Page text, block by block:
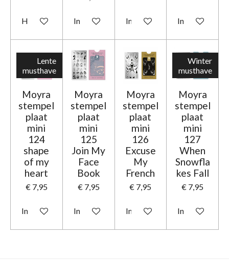
Houd mij op de hoogteIn winkelwagenIn winkelwagenIn
Lente
musthave
Moyra
stempel
plaat
mini
124
shape
of my
heart
€ 7,95
In winkelwagen
Moyra
stempel
plaat
mini
125
Join My
Face
Book
€ 7,95
In winkelwagen
Moyra
stempel
plaat
mini
126
Excuse
My
French
€ 7,95
In winkelwagen
Winter
musthave
Moyra
stempel
plaat
mini
127
When
Snowfla
kes Fall
€ 7,95
In